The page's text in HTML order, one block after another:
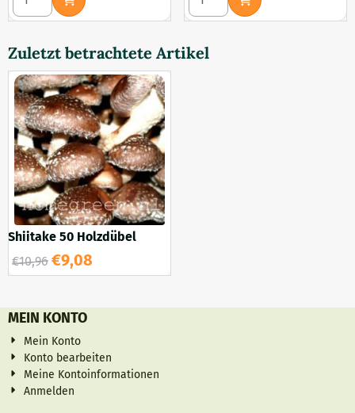
Zuletzt betrachtete Artikel
Shiitake 50 Holzdübel
€10,96 €9,08
MEIN KONTO
Mein Konto
Konto bearbeiten
Meine Kontoinformationen
Anmelden